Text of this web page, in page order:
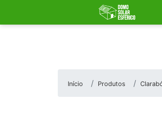
Início Produtos